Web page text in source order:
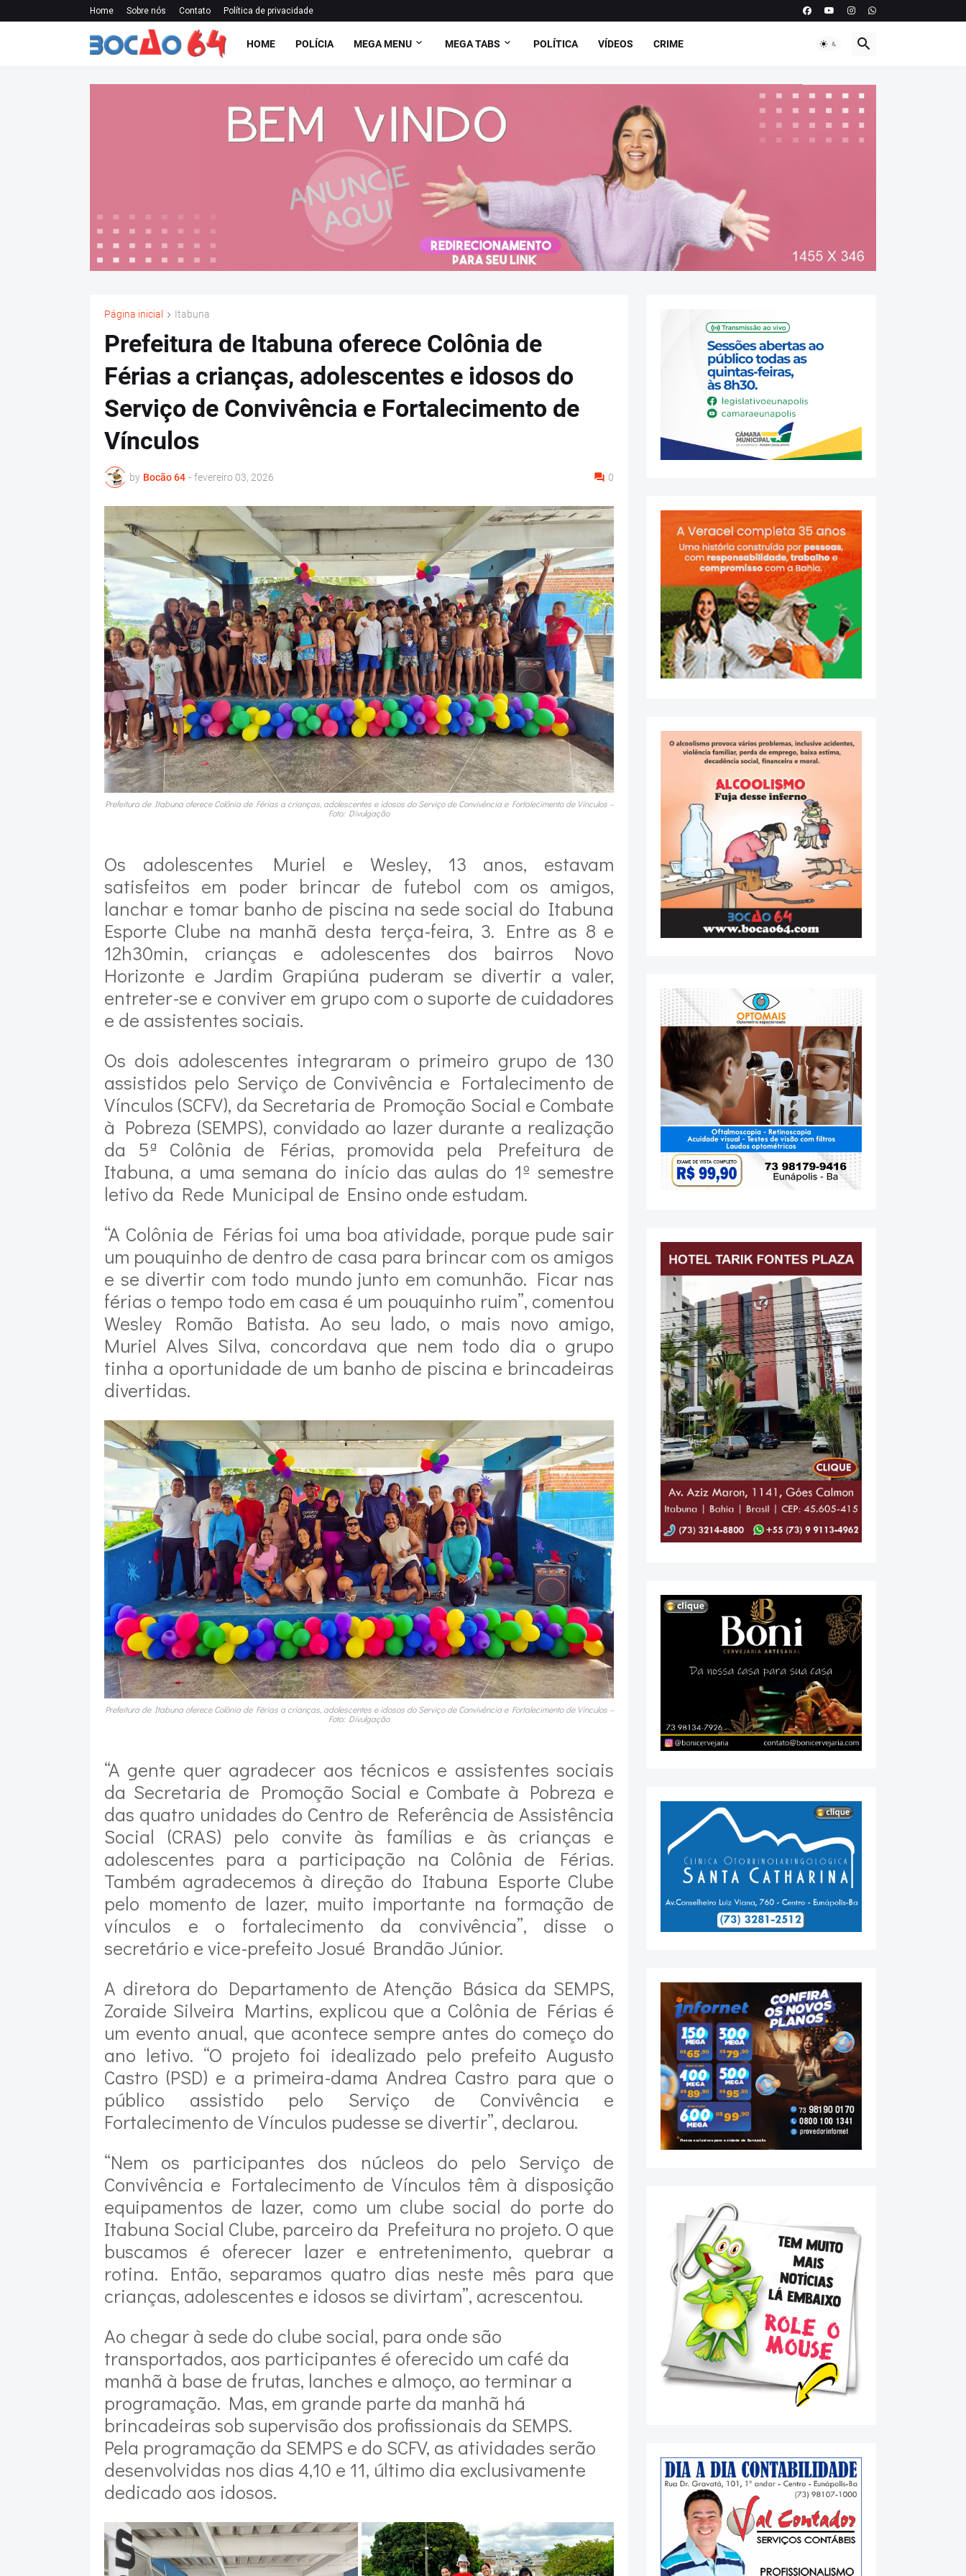
Home Sobre nós Contato Política de privacidade
HOME POLÍCIA MEGA MENU MEGA TABS POLÍTICA VÍDEOS CRIME
Página inicial Itabuna
Prefeitura de Itabuna oferece Colônia de
Férias a crianças, adolescentes e idosos do
Serviço de Convivência e Fortalecimento de
Vínculos
by Bocão 64 - fevereiro 03, 2026 0
Prefeitura de Itabuna oferece Colônia de Férias a crianças, adolescentes e idosos do Serviço de Convivência e Fortalecimento de Vínculos –
Foto: Divulgação
Os adolescentes Muriel e Wesley, 13 anos, estavam
satisfeitos em poder brincar de futebol com os amigos,
lanchar e tomar banho de piscina na sede social do Itabuna
Esporte Clube na manhã desta terça-feira, 3. Entre as 8 e
12h30min, crianças e adolescentes dos bairros Novo
Horizonte e Jardim Grapiúna puderam se divertir a valer,
entreter-se e conviver em grupo com o suporte de cuidadores
e de assistentes sociais.
Os dois adolescentes integraram o primeiro grupo de 130
assistidos pelo Serviço de Convivência e Fortalecimento de
Vínculos (SCFV), da Secretaria de Promoção Social e Combate
à Pobreza (SEMPS), convidado ao lazer durante a realização
da 5ª Colônia de Férias, promovida pela Prefeitura de
Itabuna, a uma semana do início das aulas do 1º semestre
letivo da Rede Municipal de Ensino onde estudam.
“A Colônia de Férias foi uma boa atividade, porque pude sair
um pouquinho de dentro de casa para brincar com os amigos
e se divertir com todo mundo junto em comunhão. Ficar nas
férias o tempo todo em casa é um pouquinho ruim”, comentou
Wesley Romão Batista. Ao seu lado, o mais novo amigo,
Muriel Alves Silva, concordava que nem todo dia o grupo
tinha a oportunidade de um banho de piscina e brincadeiras
divertidas.
Prefeitura de Itabuna oferece Colônia de Férias a crianças, adolescentes e idosos do Serviço de Convivência e Fortalecimento de Vínculos –
Foto: Divulgação
“A gente quer agradecer aos técnicos e assistentes sociais
da Secretaria de Promoção Social e Combate à Pobreza e
das quatro unidades do Centro de Referência de Assistência
Social (CRAS) pelo convite às famílias e às crianças e
adolescentes para a participação na Colônia de Férias.
Também agradecemos à direção do Itabuna Esporte Clube
pelo momento de lazer, muito importante na formação de
vínculos e o fortalecimento da convivência”, disse o
secretário e vice-prefeito Josué Brandão Júnior.
A diretora do Departamento de Atenção Básica da SEMPS,
Zoraide Silveira Martins, explicou que a Colônia de Férias é
um evento anual, que acontece sempre antes do começo do
ano letivo. “O projeto foi idealizado pelo prefeito Augusto
Castro (PSD) e a primeira-dama Andrea Castro para que o
público assistido pelo Serviço de Convivência e
Fortalecimento de Vínculos pudesse se divertir”, declarou.
“Nem os participantes dos núcleos do pelo Serviço de
Convivência e Fortalecimento de Vínculos têm à disposição
equipamentos de lazer, como um clube social do porte do
Itabuna Social Clube, parceiro da Prefeitura no projeto. O que
buscamos é oferecer lazer e entretenimento, quebrar a
rotina. Então, separamos quatro dias neste mês para que
crianças, adolescentes e idosos se divirtam”, acrescentou.
Ao chegar à sede do clube social, para onde são
transportados, aos participantes é oferecido um café da
manhã à base de frutas, lanches e almoço, ao terminar a
programação. Mas, em grande parte da manhã há
brincadeiras sob supervisão dos profissionais da SEMPS.
Pela programação da SEMPS e do SCFV, as atividades serão
desenvolvidas nos dias 4,10 e 11, último dia exclusivamente
dedicado aos idosos.